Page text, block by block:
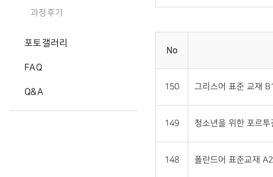
과정후기
포토갤러리
FAQ
Q&A
No
150 그리스어 표준 교재
149 청소년을 위한 포르
148 폴란드어 표준교재